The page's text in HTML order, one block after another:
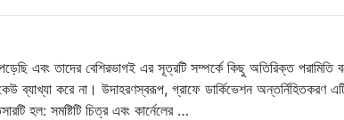
এবং তাদের বেশিরভাগই এর সূত্রটি সম্পর্কে কিছু অতিরিক্ত পরামিতি
ব্যাখ্যা করে না। উদাহরণস্বরূপ, গ্রাফে ডার্কিভেশন অন্তর্নিহিতকরণ
হল: সমষ্টিটি চিত্র এবং কার্নেলের …